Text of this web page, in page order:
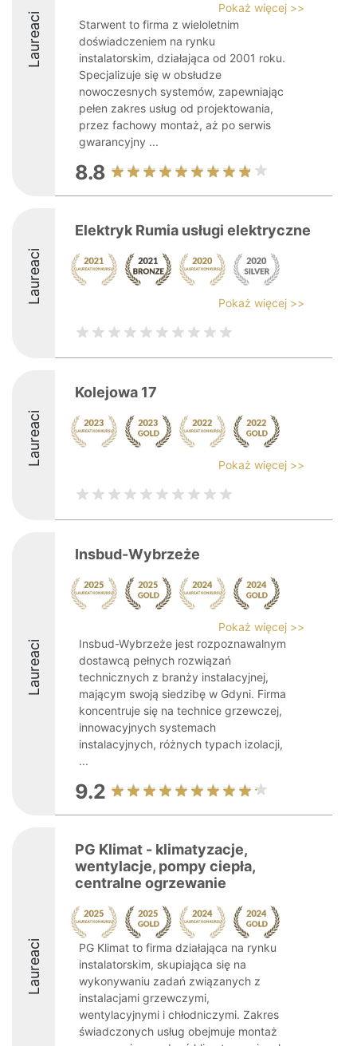
Laureaci
Pokaż więcej >>
Starwent to firma z wieloletnim
doświadczeniem na rynku
instalatorskim, działająca od 2001 roku.
Specjalizuje się w obsłudze
nowoczesnych systemów, zapewniając
pełen zakres usług od projektowania,
przez fachowy montaż, aż po serwis
gwarancyjny ...
8.8
Laureaci
Elektryk Rumia usługi elektryczne
Pokaż więcej >>
Laureaci
Kolejowa 17
Pokaż więcej >>
Laureaci
Insbud-Wybrzeże
Pokaż więcej >>
Insbud-Wybrzeże jest rozpoznawalnym
dostawcą pełnych rozwiązań
technicznych z branży instalacyjnej,
mającym swoją siedzibę w Gdyni. Firma
koncentruje się na technice grzewczej,
innowacyjnych systemach
instalacyjnych, różnych typach izolacji,
...
9.2
Laureaci
PG Klimat - klimatyzacje,
wentylacje, pompy ciepła,
centralne ogrzewanie
PG Klimat to firma działająca na rynku
instalatorskim, skupiająca się na
wykonywaniu zadań związanych z
instalacjami grzewczymi,
wentylacyjnymi i chłodniczymi. Zakres
świadczonych usług obejmuje montaż